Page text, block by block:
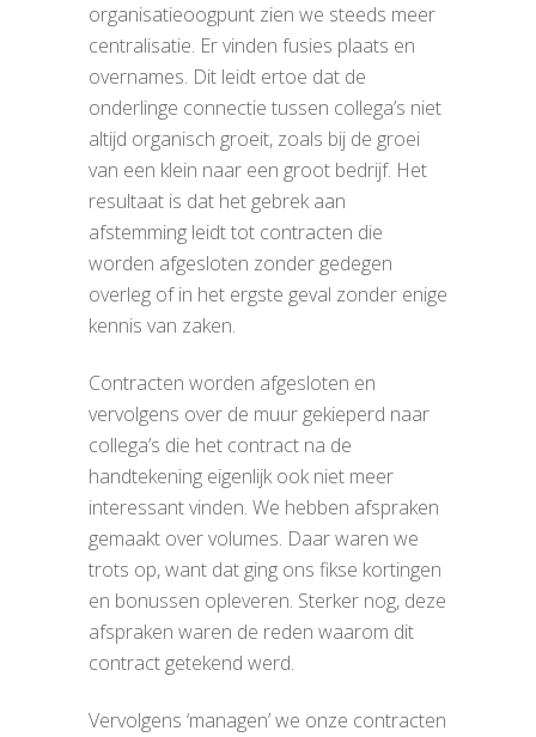
organisatieoogpunt zien we steeds meer
centralisatie. Er vinden fusies plaats en
overnames. Dit leidt ertoe dat de
onderlinge connectie tussen collega’s niet
altijd organisch groeit, zoals bij de groei
van een klein naar een groot bedrijf. Het
resultaat is dat het gebrek aan
afstemming leidt tot contracten die
worden afgesloten zonder gedegen
overleg of in het ergste geval zonder enige
kennis van zaken.
Contracten worden afgesloten en
vervolgens over de muur gekieperd naar
collega’s die het contract na de
handtekening eigenlijk ook niet meer
interessant vinden. We hebben afspraken
gemaakt over volumes. Daar waren we
trots op, want dat ging ons fikse kortingen
en bonussen opleveren. Sterker nog, deze
afspraken waren de reden waarom dit
contract getekend werd.
Vervolgens ‘managen’ we onze contracten